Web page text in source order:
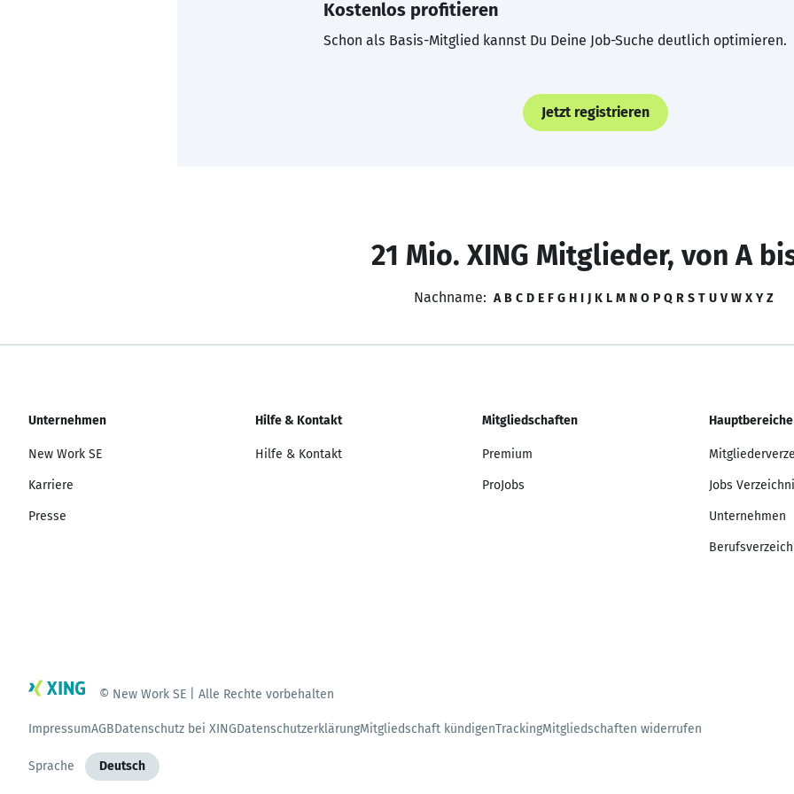
Kostenlos profitieren
Schon als Basis-Mitglied kannst Du Deine Job-Suche deutlich optimieren.
Jetzt registrieren
21 Mio. XING Mitglieder, von A
Nachname: A B C D E F G H I J K L M N O P Q R S T U V W X Y Z
Unternehmen
New Work SE
Karriere
Presse
Hilfe & Kontakt
Hilfe & Kontakt
Mitgliedschaften
Premium
ProJobs
Hauptbereiche
Jobs
Unternehmen
© New Work SE | Alle Rechte vorbehalten
ImpressumAGBDatenschutz bei XINGDatenschutzerklärungMitgliedschaft kündigenTrackingMitgliedschaften widerrufen
Sprache Deutsch